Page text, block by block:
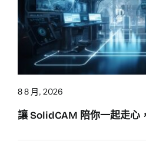
8 8 月, 2026
讓 SolidCAM 陪你一起走心